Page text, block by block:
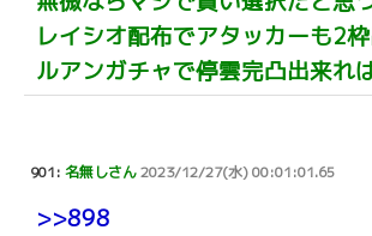
レイシオ配布でアタッカーも2
ルアンガチャで停雲完凸出来れ
901: 名無しさん2023/12/27(水) 00:01:01.65
>>898